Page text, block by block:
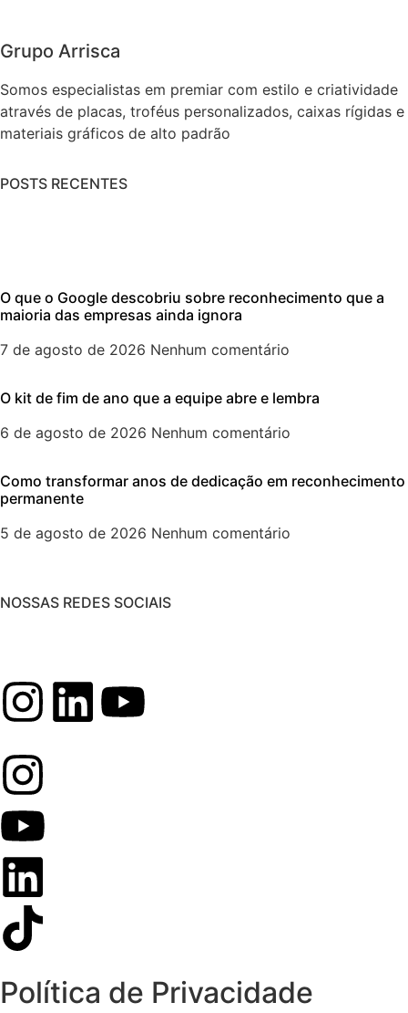
Grupo Arrisca
Somos especialistas em premiar com estilo e criatividade
através de placas, troféus personalizados, caixas rígidas e
materiais gráficos de alto padrão
POSTS RECENTES
O que o Google descobriu sobre reconhecimento que a
maioria das empresas ainda ignora
7 de agosto de 2026 Nenhum comentário
O kit de fim de ano que a equipe abre e lembra
6 de agosto de 2026 Nenhum comentário
Como transformar anos de dedicação em reconhecimento
permanente
5 de agosto de 2026 Nenhum comentário
NOSSAS REDES SOCIAIS
Política de Privacidade